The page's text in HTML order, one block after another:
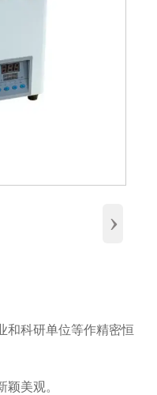
›
和科研单位等作精密恒
美观。